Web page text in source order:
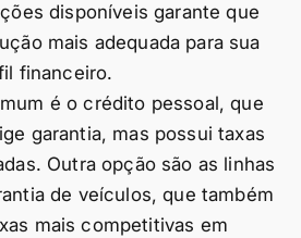
disponíveis garante que
mais adequada para sua
financeiro.
é o crédito pessoal, que
garantia, mas possui taxas
Outra opção são as linhas
de veículos, que também
mais competitivas em